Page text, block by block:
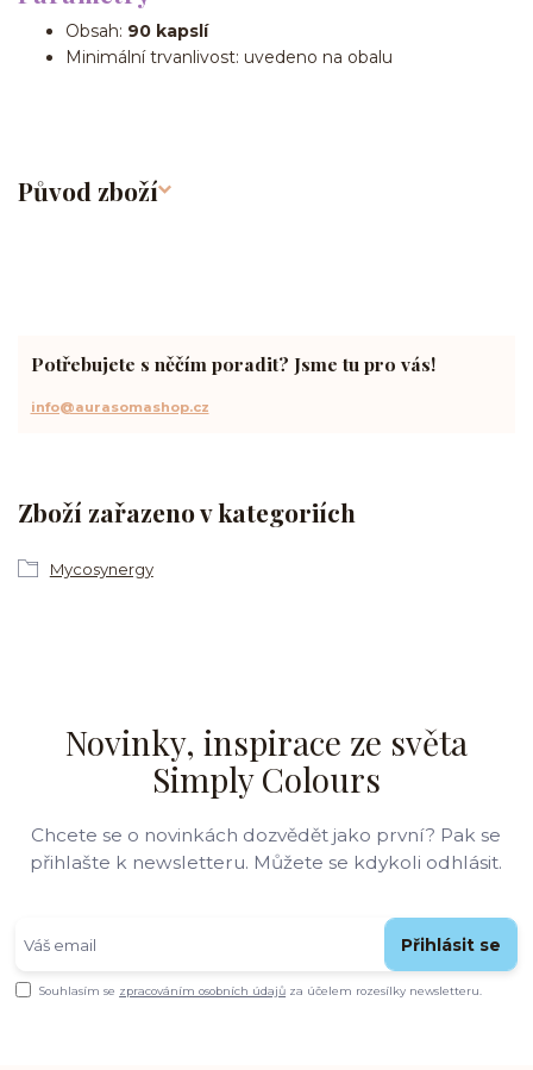
Obsah: 90 kapslí
Minimální trvanlivost: uvedeno na obalu
Původ zboží
Zboží zařazeno v kategoriích
Mycosynergy
Potřebujete s něčím poradit? Jsme tu pro vás!
info@aurasomashop.cz
Novinky, inspirace ze světa
Simply Colours
Chcete se o novinkách dozvědět jako první? Pak se
přihlašte k newsletteru. Můžete se kdykoli odhlásit.
Přihlásit se
Souhlasím se zpracováním osobních údajů za účelem rozesílky newsletteru.